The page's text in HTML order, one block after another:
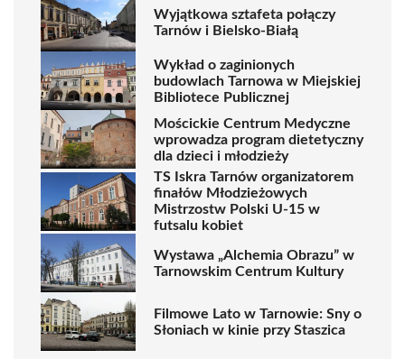
Wyjątkowa sztafeta połączy
Tarnów i Bielsko-Białą
Wykład o zaginionych
budowlach Tarnowa w Miejskiej
Bibliotece Publicznej
Mościckie Centrum Medyczne
wprowadza program dietetyczny
dla dzieci i młodzieży
TS Iskra Tarnów organizatorem
finałów Młodzieżowych
Mistrzostw Polski U-15 w
futsalu kobiet
Wystawa „Alchemia Obrazu” w
Tarnowskim Centrum Kultury
Filmowe Lato w Tarnowie: Sny o
Słoniach w kinie przy Staszica